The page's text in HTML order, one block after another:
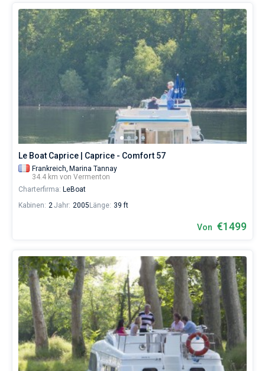
Le Boat Caprice | Caprice - Comfort 57
Frankreich, Marina Tannay
34.4 km von Vermenton
Charterfirma: LeBoat
Kabinen: 2Jahr: 2005 Länge: 39 ft
Von €1499